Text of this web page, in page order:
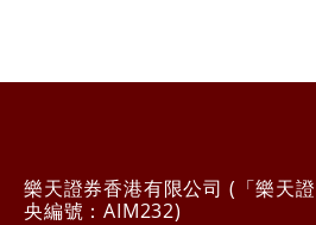
樂天證券香港有限公司 (「樂天
央編號：AIM232)